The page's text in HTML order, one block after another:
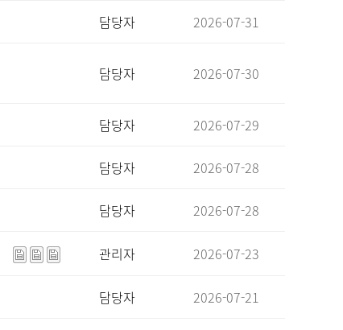
담당자 2026-07-31
담당자 2026-07-30
담당자 2026-07-29
담당자 2026-07-28
담당자 2026-07-28
관리자 2026-07-23
담당자 2026-07-21